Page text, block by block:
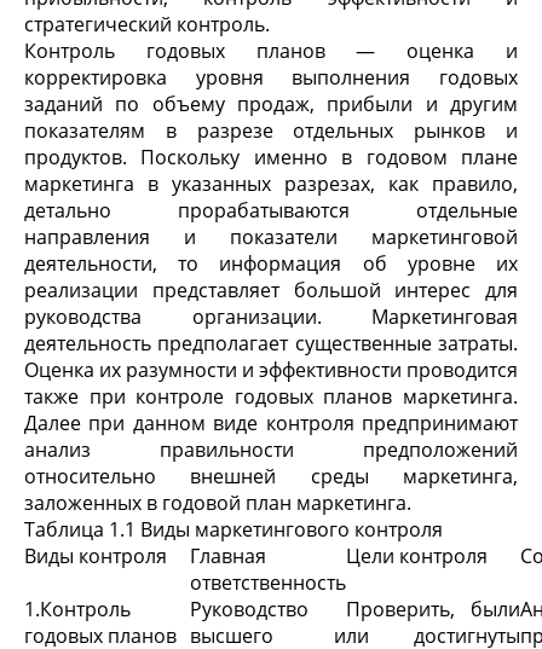
стратегический контроль.
Контроль годовых планов — оценка и
корректировка уровня выполнения годовых
заданий по объему продаж, прибыли и другим
показателям в разрезе отдельных рынков и
продуктов. Поскольку именно в годовом плане
маркетинга в указанных разрезах, как правило,
детально прорабатываются отдельные
направления и показатели маркетинговой
деятельности, то информация об уровне их
реализации представляет большой интерес для
руководства организации. Маркетинговая
деятельность предполагает существенные затраты.
Оценка их разумности и эффективности проводится
также при контроле годовых планов маркетинга.
Далее при данном виде контроля предпринимают
анализ правильности предположений
относительно внешней среды маркетинга,
заложенных в годовой план маркетинга.
Таблица 1.1 Виды маркетингового контроля
Виды контроля
Главная
ответственность
Цели контроля
1.Контроль
годовых планов
Руководство
высшего и
Проверить, были
ли достигнуты